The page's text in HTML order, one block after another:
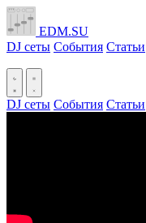
EDM.SU
DJ сеты События Статьи
DJ сеты События Статьи